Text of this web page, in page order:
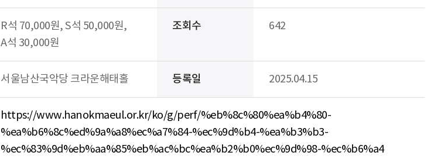
R석 70,000원, S석 50,000원,
A석 30,000원
조회수 642
서울남산국악당 크라운해태홀 등록일 2025.04.15
https://www.hanokmaeul.or.kr/ko/g/perf/%eb%8c%80%ea%b4%80-
%ea%b6%8c%ed%9a%a8%ec%a7%84-%ec%9d%b4-%ea%b3%b3-
%ec%83%9d%eb%aa%85%eb%ac%bc%ea%b2%b0%ec%9d%98-%ec%b6%a4